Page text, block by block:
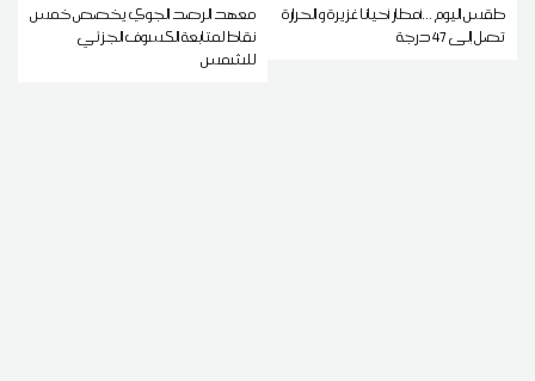
طقس اليوم ...أمطار أحيانا غزيرة و الحرارة
تصل إلى 47 درجة
معهد الرصد الجوي يخصص خمس
نقاط لمتابعة الكسوف الجزئي
للشمس